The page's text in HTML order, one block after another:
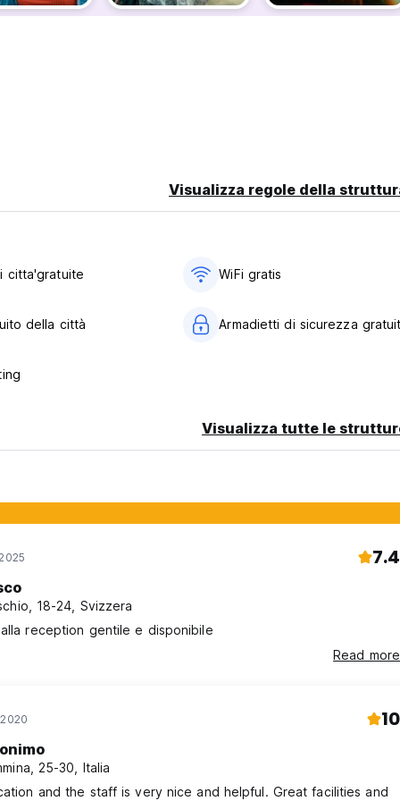
Visualizza regole della
citta'gratuite WiFi gratis
della città Armadietti di sicurezza
Visualizza tutte le
7.4
18-24, Svizzera
reception gentile e disponibile
Read more
10
25-30, Italia
and the staff is very nice and helpful. Great facilities and